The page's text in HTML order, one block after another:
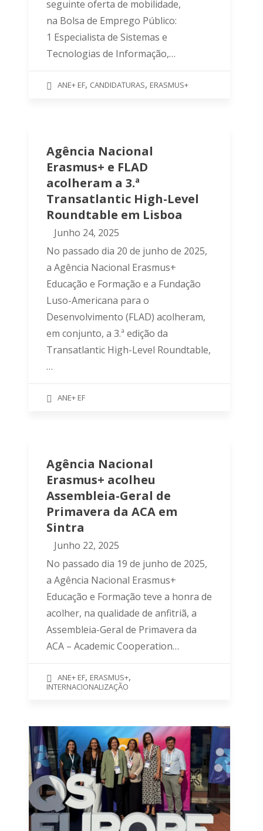
seguinte oferta de mobilidade,
na Bolsa de Emprego Público:
1 Especialista de Sistemas e
Tecnologias de Informação,…
ANE+ EF, CANDIDATURAS, ERASMUS+
Agência Nacional
Erasmus+ e FLAD
acolheram a 3.ª
Transatlantic High-Level
Roundtable em Lisboa
Junho 24, 2025
No passado dia 20 de junho de 2025,
a Agência Nacional Erasmus+
Educação e Formação e a Fundação
Luso-Americana para o
Desenvolvimento (FLAD) acolheram,
em conjunto, a 3.ª edição da
Transatlantic High-Level Roundtable,
…
ANE+ EF
Agência Nacional
Erasmus+ acolheu
Assembleia-Geral de
Primavera da ACA em
Sintra
Junho 22, 2025
No passado dia 19 de junho de 2025,
a Agência Nacional Erasmus+
Educação e Formação teve a honra de
acolher, na qualidade de anfitriã, a
Assembleia-Geral de Primavera da
ACA – Academic Cooperation…
ANE+ EF, ERASMUS+,
INTERNACIONALIZAÇÃO